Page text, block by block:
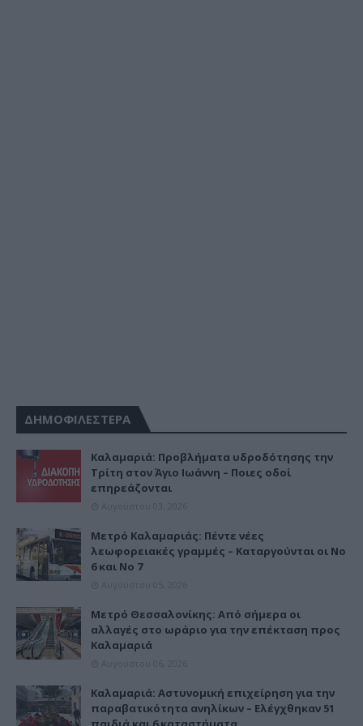
ΔΗΜΟΦΙΛΕΣΤΕΡΑ
Καλαμαριά: Προβλήματα υδροδότησης την
Τρίτη στον Άγιο Ιωάννη – Ποιες οδοί
επηρεάζονται
Μετρό Καλαμαριάς: Πέντε νέες
λεωφορειακές γραμμές – Καταργούνται οι Νο
6 και Νο 7
Μετρό Θεσσαλονίκης: Από σήμερα οι
αλλαγές στο ωράριο για την επέκταση προς
Καλαμαριά
Καλαμαριά: Αστυνομική επιχείρηση για την
παραβατικότητα ανηλίκων – Ελέγχθηκαν 51